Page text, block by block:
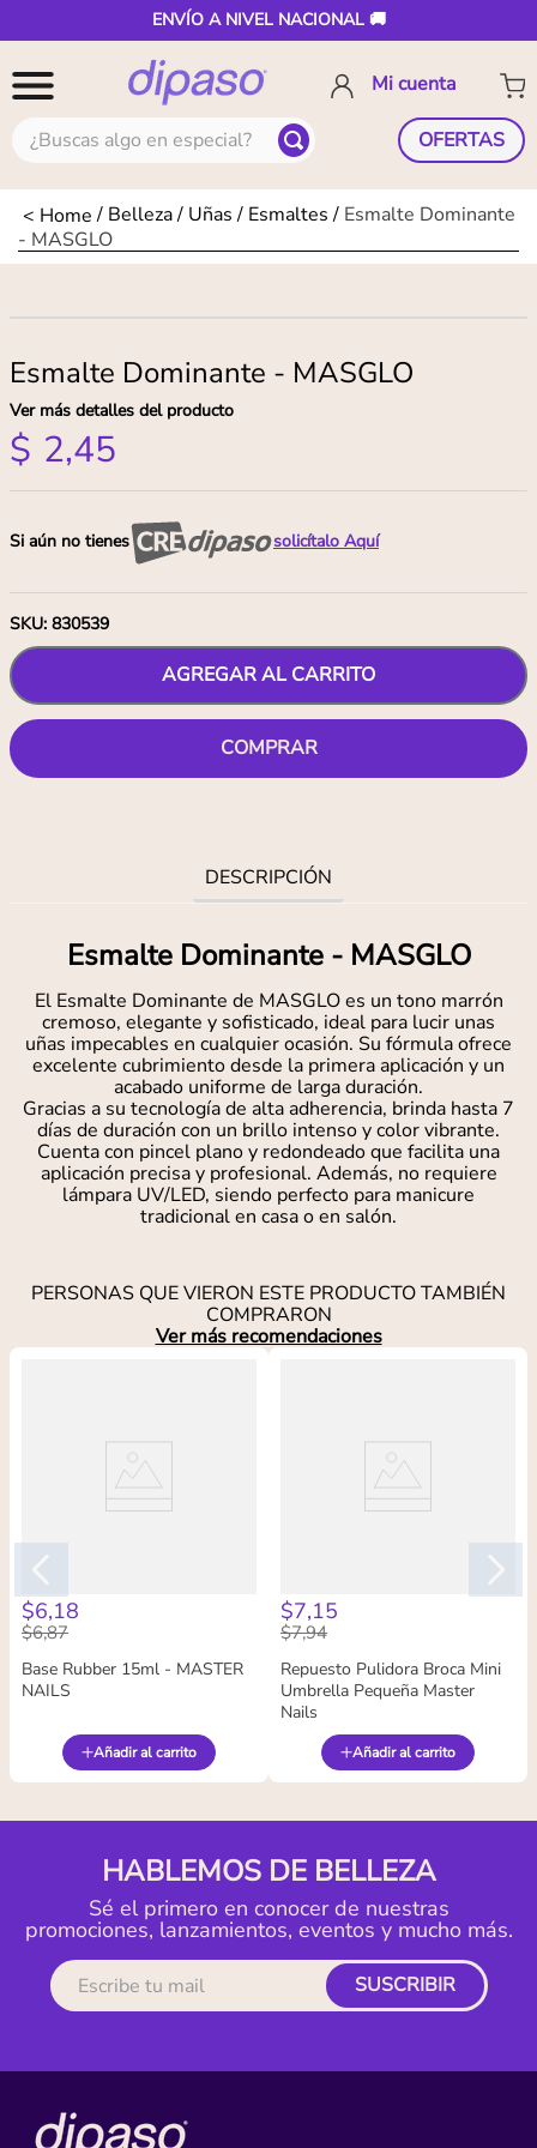
ENVÍO A NIVEL NACIONAL 🚚
¿Buscas algo en especial? OFERTAS
Belleza Uñas Esmaltes
Esmalte Dominante
- MASGLO
Esmalte Dominante - MASGLO
Ver más detalles del producto
$ 2,45
Si aún no tienes solicítalo Aquí
SKU: 830539
AGREGAR AL CARRITO
COMPRAR
DESCRIPCIÓN
Esmalte Dominante - MASGLO
El Esmalte Dominante de MASGLO es un tono marrón
cremoso, elegante y sofisticado, ideal para lucir unas
uñas impecables en cualquier ocasión. Su fórmula ofrece
excelente cubrimiento desde la primera aplicación y un
acabado uniforme de larga duración.
Gracias a su tecnología de alta adherencia, brinda hasta 7
días de duración con un brillo intenso y color vibrante.
Cuenta con pincel plano y redondeado que facilita una
aplicación precisa y profesional. Además, no requiere
lámpara UV/LED, siendo perfecto para manicure
tradicional en casa o en salón.
PERSONAS QUE VIERON ESTE PRODUCTO TAMBIÉN
COMPRARON
Ver más recomendaciones
$6,18
$6,87
Base Rubber 15ml - MASTER
NAILS
Añadir al carrito
$7,15
$7,94
Repuesto Pulidora Broca Mini
Umbrella Pequeña Master
Nails
Añadir al carrito
HABLEMOS DE BELLEZA
Sé el primero en conocer de nuestras
promociones, lanzamientos, eventos y mucho más.
SUSCRIBIR